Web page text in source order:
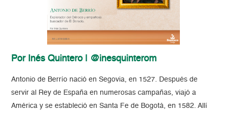
Por Inés Quintero | @inesquinterom
Antonio de Berrío nació en Segovia, en 1527. Después de
servir al Rey de España en numerosas campañas, viajó a
América y se estableció en Santa Fe de Bogotá, en 1582. Allí